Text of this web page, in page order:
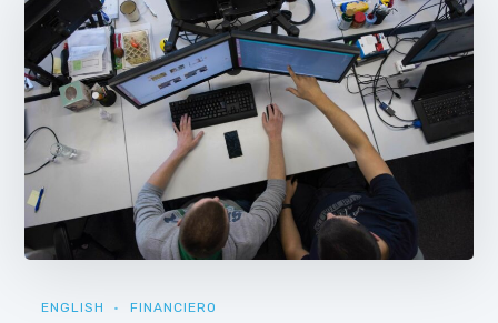
ENGLISH FINANCIERO